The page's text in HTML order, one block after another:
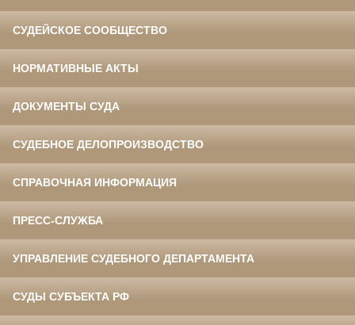
СУДЕЙСКОЕ СООБЩЕСТВО
НОРМАТИВНЫЕ АКТЫ
ДОКУМЕНТЫ СУДА
СУДЕБНОЕ ДЕЛОПРОИЗВОДСТВО
СПРАВОЧНАЯ ИНФОРМАЦИЯ
ПРЕСС-СЛУЖБА
УПРАВЛЕНИЕ СУДЕБНОГО ДЕПАРТАМЕНТА
СУДЫ СУБЪЕКТА РФ